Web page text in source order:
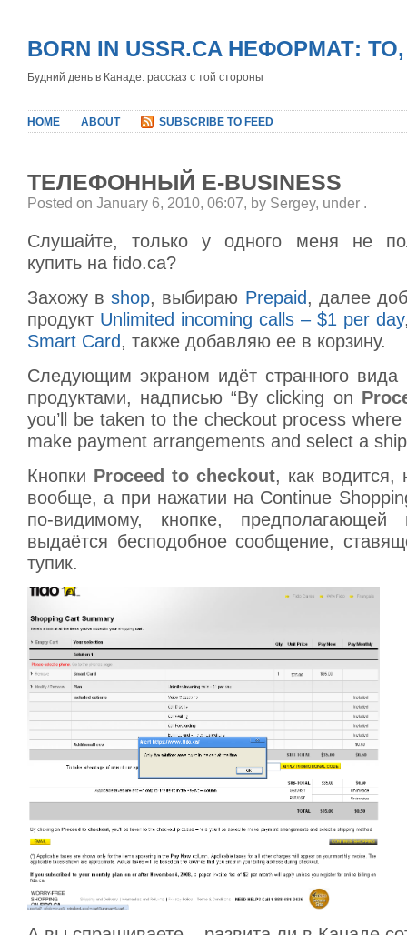
BORN IN USSR.CA НЕФОРМАТ:
Будний день в Канаде: рассказ с той стороны
HOME ABOUT SUBSCRIBE TO FEED
ТЕЛЕФОННЫЙ E-BUSINESS
Posted on January 6, 2010, 06:07, by Sergey, under .
Слушайте, только у одного меня не
купить на fido.ca?
Захожу вshop, выбираю Prepaid, далее
продукт Unlimited incoming calls – $1 per day
Smart Card, также добавляю ее в корзину.
Следующим экраном идёт странного вида
продуктами, надписью “By clicking on
you’ll be taken to the checkout process where
make payment arrangements and select a
Кнопки Proceed to checkout, как водится,
вообще, а при нажатии на Continue
по-видимому, кнопке, предполагающей
выдаётся бесподобное сообщение,
тупик.